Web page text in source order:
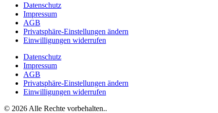
Datenschutz
Impressum
AGB
Privatsphäre-Einstellungen ändern
Einwilligungen widerrufen
Datenschutz
Impressum
AGB
Privatsphäre-Einstellungen ändern
Einwilligungen widerrufen
© 2026 Alle Rechte vorbehalten..